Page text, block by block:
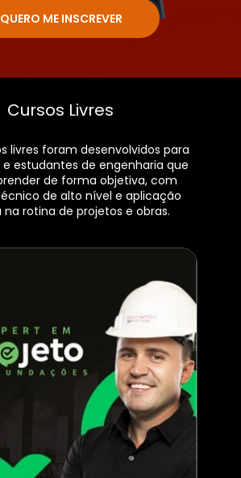
QUERO ME INSCREVER
Cursos Livres
livres foram desenvolvidos para
estudantes de engenharia que
de forma objetiva, com
de alto nível e aplicação
rotina de projetos e obras.